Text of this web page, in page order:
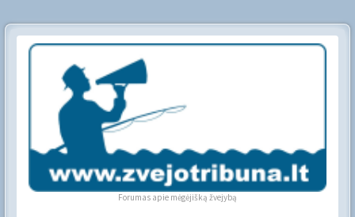
Forumas apie mėgėjišką žvejybą